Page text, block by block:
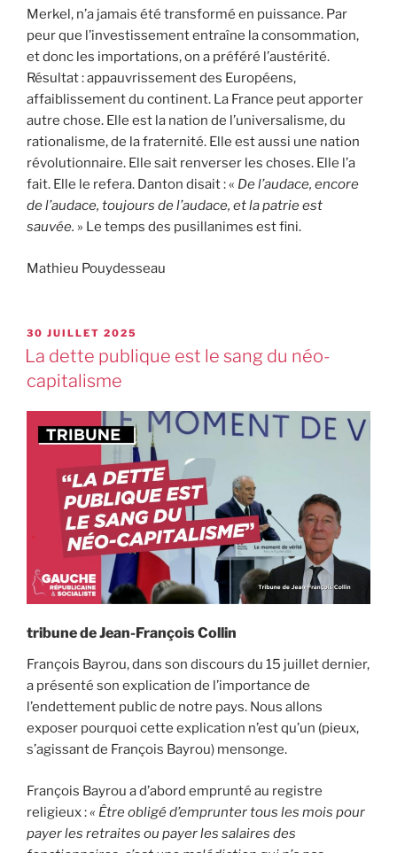
Merkel, n’a jamais été transformé en puissance. Par
peur que l’investissement entraîne la consommation,
et donc les importations, on a préféré l’austérité.
Résultat : appauvrissement des Européens,
affaiblissement du continent. La France peut apporter
autre chose. Elle est la nation de l’universalisme, du
rationalisme, de la fraternité. Elle est aussi une nation
révolutionnaire. Elle sait renverser les choses. Elle l’a
fait. Elle le refera. Danton disait : « De l’audace, encore
de l’audace, toujours de l’audace, et la patrie est
sauvée. » Le temps des pusillanimes est fini.
Mathieu Pouydesseau
30 JUILLET 2025
La dette publique est le sang du néo-
capitalisme
tribune de Jean-François Collin
François Bayrou, dans son discours du 15 juillet dernier,
a présenté son explication de l’importance de
l’endettement public de notre pays. Nous allons
exposer pourquoi cette explication n’est qu’un (pieux,
s’agissant de François Bayrou) mensonge.
François Bayrou a d’abord emprunté au registre
religieux :« Être obligé d’emprunter tous les mois pour
payer les retraites ou payer les salaires des